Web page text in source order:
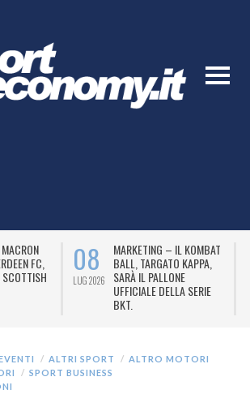
FC,
SCOTTISH
08
LUG 2026
MARKETING – IL KOMBAT
BALL, TARGATO KAPPA,
SARÀ IL PALLONE
UFFICIALE DELLA SERIE
BKT.
ALTRI SPORT
ALTRO MOTORI
SPORT BUSINESS